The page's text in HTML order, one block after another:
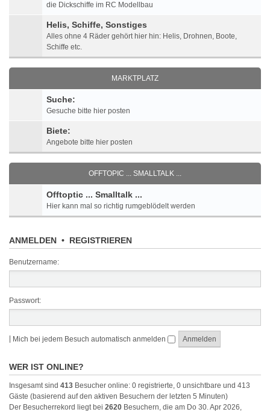
die Dickschiffe im RC Modellbau
Helis, Schiffe, Sonstiges
Alles ohne 4 Räder gehört hier hin: Helis, Drohnen, Boote,
Schiffe etc.
MARKTPLATZ
Suche:
Gesuche bitte hier posten
Biete:
Angebote bitte hier posten
OFFTOPIC ... SMALLTALK ...
Offtoptic ... Smalltalk ...
Hier kann mal so richtig rumgeblödelt werden
ANMELDEN • REGISTRIEREN
Benutzername:
Passwort:
Mich bei jedem Besuch automatisch anmelden
WER IST ONLINE?
Insgesamt sind 413 Besucher online: 0 registrierte, 0 unsichtbare und 413
Gäste (basierend auf den aktiven Besuchern der letzten 5 Minuten)
Der Besucherrekord liegt bei 2620 Besuchern, die am Do 30. Apr 2026,